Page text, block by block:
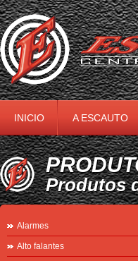
INICIO A ESCAUTO
Produtos
Alarmes
Alto falantes